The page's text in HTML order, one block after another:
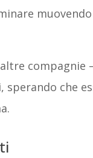
altre
che